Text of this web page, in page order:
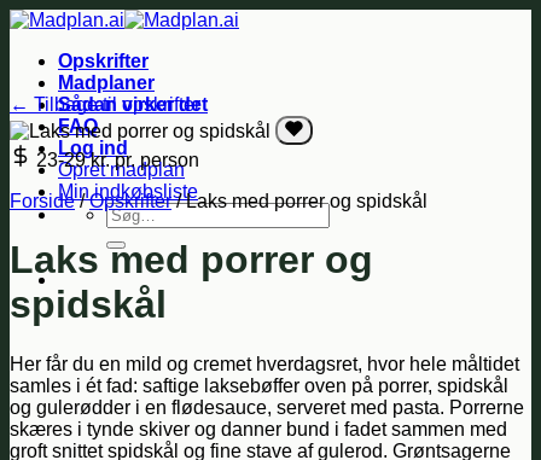
Fortsæt
indholdOpskrifter
Madplaner
Sådan virker det
FAQ
Log ind
Opret madplan
Min indkøbsliste
Søg
efter:
← Tilbage til opskrifter
23-29 kr. pr. person
Forside/Opskrifter/Laks med porrer og spidskål
Laks med porrer og
spidskål
Her får du en mild og cremet hverdagsret, hvor hele måltidet
samles i ét fad: saftige laksebøffer oven på porrer, spidskål
og gulerødder i en flødesauce, serveret med pasta. Porrerne
skæres i tynde skiver og danner bund i fadet sammen med
groft snittet spidskål og fine stave af gulerod. Grøntsagerne